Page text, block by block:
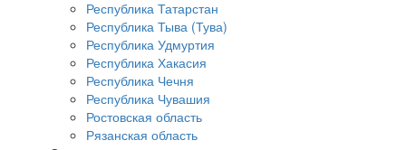
Республика Татарстан
Республика Тыва (Тува)
Республика Удмуртия
Республика Хакасия
Республика Чечня
Республика Чувашия
Ростовская область
Рязанская область